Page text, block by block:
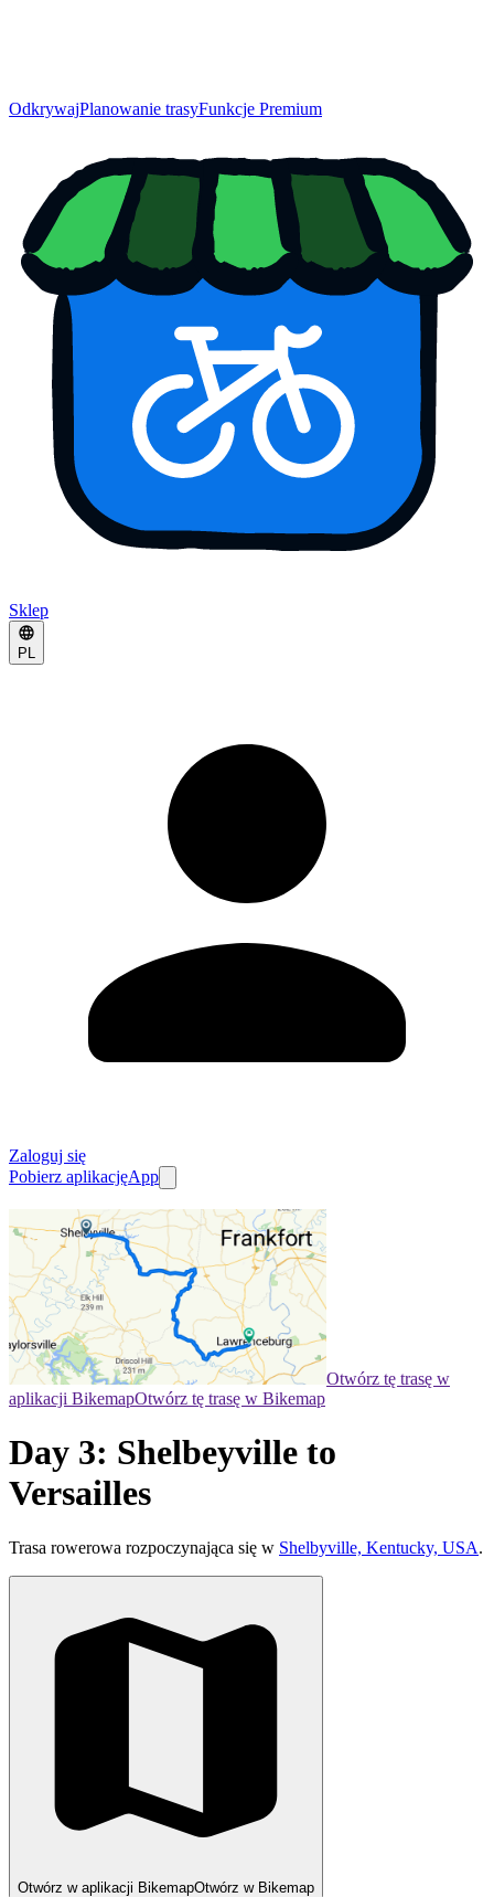
OdkrywajPlanowanie trasyFunkcje Premium
Sklep
PL
Zaloguj się
Pobierz aplikacjęApp
Otwórz tę trasę w
aplikacji BikemapOtwórz tę trasę w Bikemap
Day 3: Shelbeyville to
Versailles
Trasa rowerowa rozpoczynająca się w Shelbyville, Kentucky, USA.
Otwórz w aplikacji BikemapOtwórz w Bikemap